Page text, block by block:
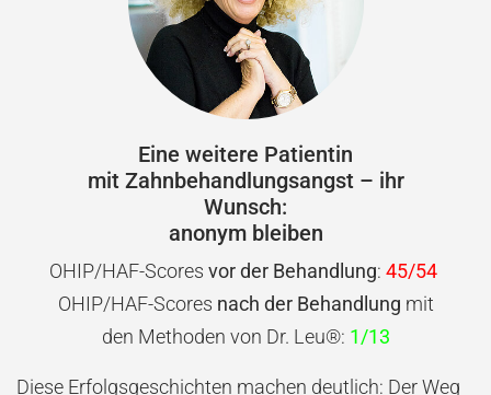
Eine weitere Patientin
mit Zahnbehandlungsangst – ihr
Wunsch:
anonym bleiben
OHIP/HAF-Scores vor der Behandlung: 45/54
OHIP/HAF-Scores nach der Behandlung mit
den Methoden von Dr. Leu®: 1/13
Diese Erfolgsgeschichten machen deutlich: Der Weg